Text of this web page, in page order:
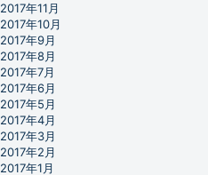
2017年11月
2017年10月
2017年9月
2017年8月
2017年7月
2017年6月
2017年5月
2017年4月
2017年3月
2017年2月
2017年1月